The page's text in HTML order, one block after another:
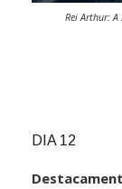
Rei Arthur:
DIA 12